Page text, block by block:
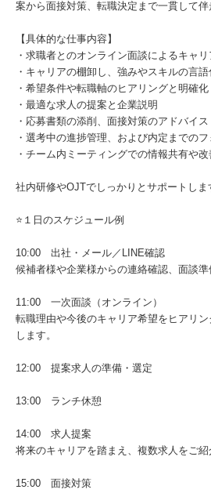
案から面接対策、転職決定まで一貫して伴
【具体的な仕事内容】
・求職者とのオンライン面談によるキャ
・キャリアの棚卸し、強みやスキルの言語
・希望条件や転職軸のヒアリングと明確化
・最適な求人の提案と企業説明
・応募書類の添削、面接対策のアドバイス
・選考中の進捗管理、および内定までの
・チーム内ミーティングでの情報共有や改
社内研修やOJTでしっかりとサポートしま
⭐１日のスケジュール例
10:00 出社・メール／LINE確認
候補者様や企業様からの連絡確認、面談準
11:00 一次面談（オンライン）
転職理由や今後のキャリア希望をヒアリ
します。
12:00 提案求人の準備・選定
13:00 ランチ休憩
14:00 求人提案
将来のキャリアを踏まえ、複数求人をご紹
15:00 面接対策